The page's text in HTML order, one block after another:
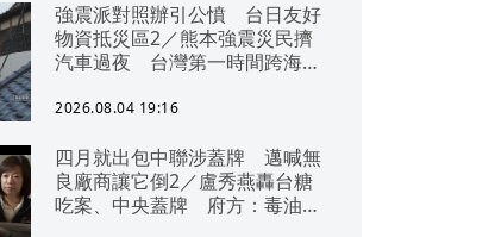
強震派對照辦引公憤 台日友好
物資抵災區2／熊本強震災民擠
汽車過夜 台灣第一時間跨海急
2026.08.04 19:16
四月就出包中聯涉蓋牌 邁喊無
良廠商讓它倒2／盧秀燕轟台糖
吃案、中央蓋牌 府方：毒油一